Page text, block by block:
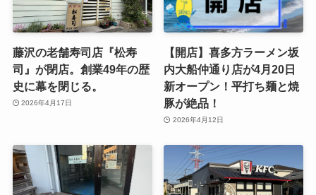
藤沢の老舗寿司店『松寿
司』が閉店。創業49年の歴
史に幕を閉じる。
2026年4月17日
【開店】喜多方ラーメン坂
内大船仲通り店が4月20日
新オープン！平打ち麺と焼
豚が絶品！
2026年4月12日